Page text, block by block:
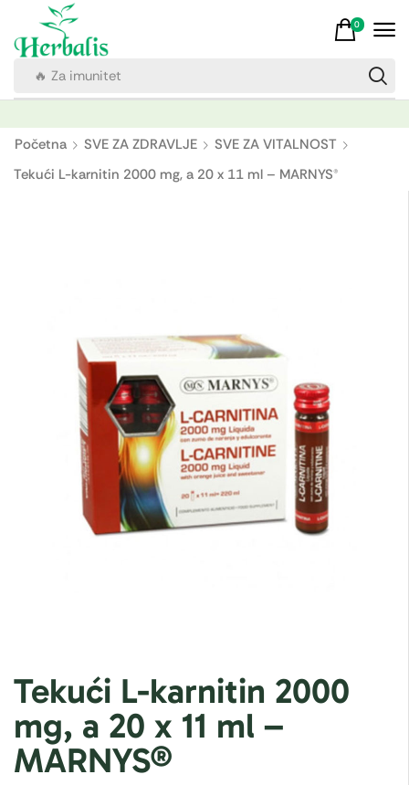
🔥 Za imunitet
0
Početna SVE ZA ZDRAVLJE
SVE ZA VITALNOST
Tekući L-karnitin 2000 mg, a 20 x 11 ml – MARNYS®
Tekući L-karnitin 2000
mg, a 20 x 11 ml –
MARNYS®